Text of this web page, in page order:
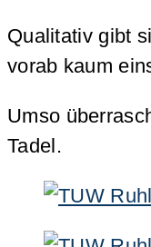
Qualitativ gibt
vorab kaum
Umso
Tadel.